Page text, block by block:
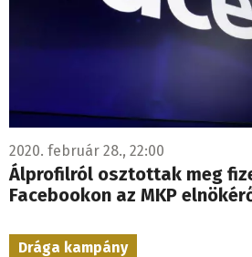
2020. február 28., 22:00
Álprofilról osztottak meg
Facebookon az MKP
Drága kampány